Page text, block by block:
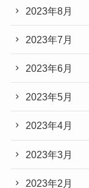
2023年8月
2023年7月
2023年6月
2023年5月
2023年4月
2023年3月
2023年2月